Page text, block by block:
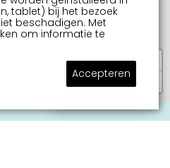
tablet) bij het bezoek
beschadigen. Met
om informatie te
Accepteren
Stel je vraag